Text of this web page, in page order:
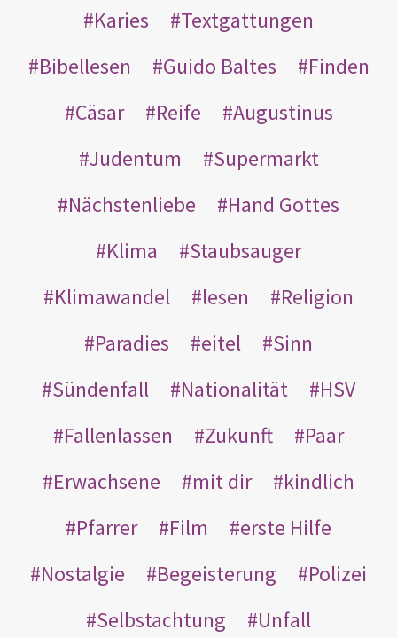
Karies
Textgattungen
Bibellesen
Guido Baltes
Finden
Cäsar
Reife
Augustinus
Judentum
Supermarkt
Nächstenliebe
Hand Gottes
Klima
Staubsauger
Klimawandel
lesen
Religion
Paradies
eitel
Sinn
Sündenfall
Nationalität
HSV
Fallenlassen
Zukunft
Paar
Erwachsene
mit dir
kindlich
Pfarrer
Film
erste Hilfe
Nostalgie
Begeisterung
Polizei
Selbstachtung
Unfall